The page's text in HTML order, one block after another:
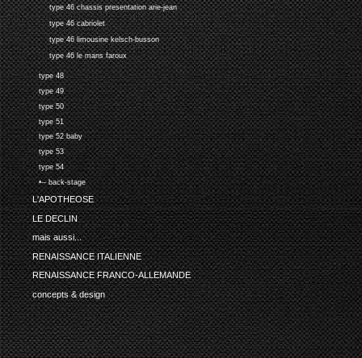
type 46 chassis presentation arie-jean
type 46 cabriolet
type 46 limousine kelsch-busson
type 46 le mans faroux
type 48
type 49
type 50
type 51
type 52 baby
type 53
type 54
•-- back-stage
L'APOTHEOSE
LE DECLIN
mais aussi...
RENAISSANCE ITALIENNE
RENAISSANCE FRANCO-ALLEMANDE
concepts & design